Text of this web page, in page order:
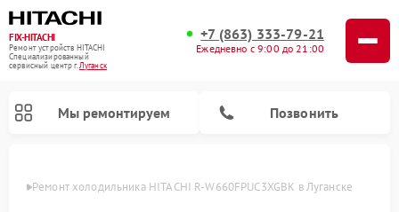
FIX-HITACHI
Ремонт устройств HITACHI
Специализированный
cервисный центр г.Луганск
+7 (863) 333-79-21
Ежедневно с 9:00 до 21:00
Мы ремонтируем Позвонить
Ремонт холодильника HITACHI R-W660FPUC3XGBK в Луганске